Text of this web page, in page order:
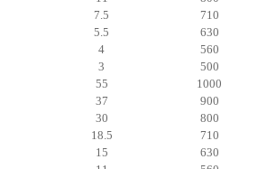
7.5
710
5.5
630
4
560
3
500
55 1000
37
900
30
800
18.5
710
15
630